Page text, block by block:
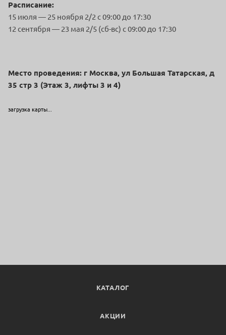
Расписание:
15 июля — 25 ноября 2/2 с 09:00 до 17:30
12 сентября — 23 мая 2/5 (сб-вс) с 09:00 до 17:30
Место проведения: г Москва, ул Большая Татарская, д
35 стр 3 (Этаж 3, лифты 3 и 4)
загрузка карты...
КАТАЛОГ
АКЦИИ